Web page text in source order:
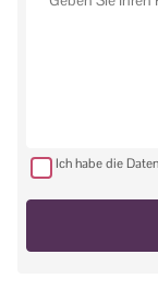
Ich habe die